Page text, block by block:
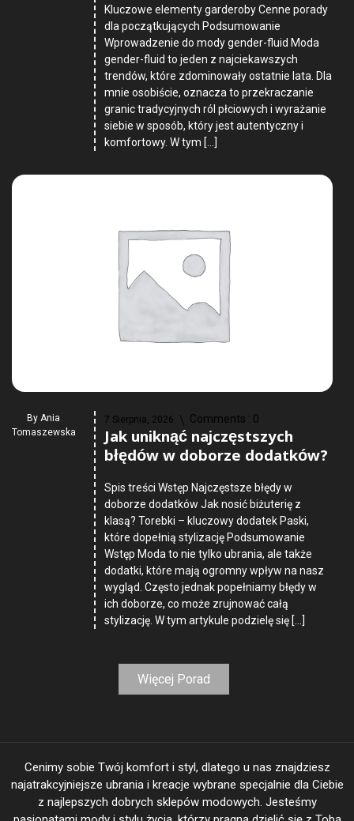
Kluczowe elementy garderoby Cenne porady
dla początkujących Podsumowanie
Wprowadzenie do mody gender-fluid Moda
gender-fluid to jeden z najciekawszych
trendów, które zdominowały ostatnie lata. Dla
mnie osobiście, oznacza to przekraczanie
granic tradycyjnych ról płciowych i wyrażanie
siebie w sposób, który jest autentyczny i
komfortowy. W tym […]
By Ania
Tomaszewska
7 Sierpnia, 2026 Comments : 0
Jak uniknąć najczęstszych
błędów w doborze dodatków?
Spis treści Wstęp Najczęstsze błędy w
doborze dodatków Jak nosić biżuterię z
klasą? Torebki – kluczowy dodatek Paski,
które dopełnią stylizację Podsumowanie
Wstęp Moda to nie tylko ubrania, ale także
dodatki, które mają ogromny wpływ na nasz
wygląd. Często jednak popełniamy błędy w
ich doborze, co może zrujnować całą
stylizację. W tym artykule podzielę się […]
Więcej Porad
Cenimy sobie Twój komfort i styl, dlatego u nas znajdziesz
najatrakcyjniejsze ubrania i kreacje wybrane specjalnie dla Ciebie
z najlepszych dobrych sklepów modowych. Jesteśmy